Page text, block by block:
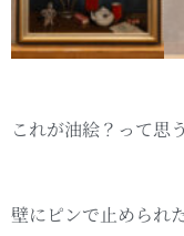
これが油絵？って思
壁にピンで止められ